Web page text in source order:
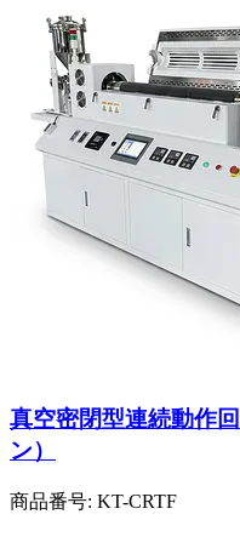
真空密閉型連続動作
ン）
商品番号: KT-CRTF